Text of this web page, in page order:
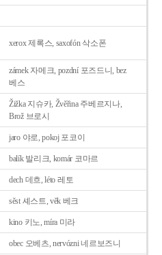
xerox 제록스, saxofón 삭소폰
zámek 자메크, pozdní 포즈드니, bez
베스
Žižka 지슈카, Žvěřina 주베르지나,
Brož 브로시
jaro 야로, pokoj 포코이
balík 발리크, komár 코마르
dech 데흐, léto 레토
sěst 셰스트, věk 베크
kino 키노, míra 미라
obec 오베츠, nervózni 네르보즈니